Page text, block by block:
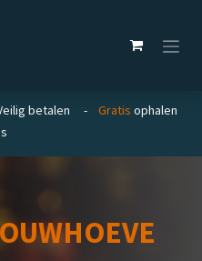
betalen - Gratis ophalen